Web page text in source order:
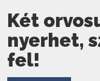
Két
nyerhet,
fel!